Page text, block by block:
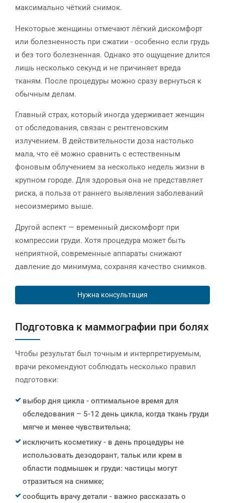
максимально чёткий снимок.
Некоторые женщины отмечают лёгкий дискомфорт
или болезненность при сжатии - особенно если грудь
и без того болезненная. Однако это ощущение длится
лишь несколько секунд и не причиняет вреда
тканям. После процедуры можно сразу вернуться к
обычным делам.
Главный страх, который иногда удерживает женщин
от обследования, связан с рентгеновским
излучением. В действительности доза настолько
мала, что её можно сравнить с естественным
фоновым облучением за несколько недель жизни в
крупном городе. Для здоровья она не представляет
риска, а польза от раннего выявления заболеваний
несоизмеримо выше.
Другой аспект — временный дискомфорт при
компрессии груди. Хотя процедура может быть
неприятной, современные аппараты снижают
давление до минимума, сохраняя качество снимков.
Нужна консультация
Подготовка к маммографии при болях
Чтобы результат был точным и интерпретируемым,
врачи рекомендуют соблюдать несколько правил
подготовки:
выбор дня цикла - оптимальное время для
обследования – 5-12 день цикла, когда ткань груди
мягче и менее чувствительна;
исключить косметику - в день процедуры не
использовать дезодорант, тальк или крем в
области подмышек и груди: частицы могут
отразиться на снимке;
сообщить врачу детали - важно рассказать о